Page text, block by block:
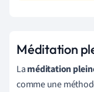
Méditation
Laméditation
comme une